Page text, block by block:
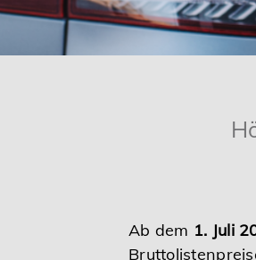
Karriere
Ab dem 1. Juli